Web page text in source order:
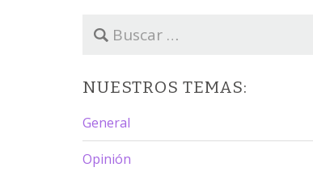
a
:
NUESTROS TEMAS:
General
Opinión